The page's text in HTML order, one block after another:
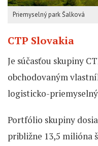
Priemyselný park Šalková
CTP Slovakia
Je súčasťou skupiny
obchodovaným
logisticko-
Portfólio skupiny
približne 13,5 milióna